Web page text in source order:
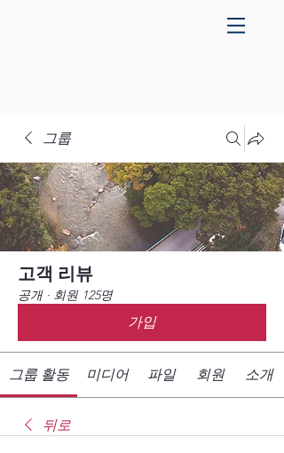
그룹
고객 리뷰
공개 · 회원 125명
가입
그룹 활동 미디어 파일 회원 소개
뒤로